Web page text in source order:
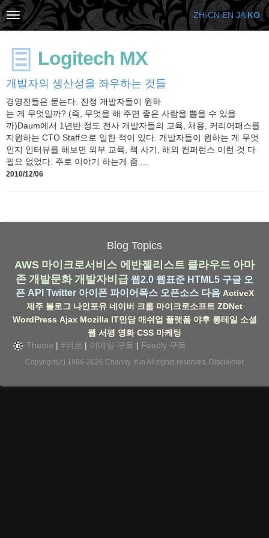
Logitech MX
개발자의 생산성을 좌우하는 것들
경영진들은 묻는다. 진정 개발자들이 원하
는 게 무엇일까? (즉, 무엇을 해 주면 좋은 사람을 뽑을 수 있을
까)Daum에서 1년반 정도 전사 개발자들의 교육, 채용, 커리어패스를
지원하는 CTO Staff으로 일한 적이 있다. 개발자들이 원하는 게 무엇
인지 인터뷰를 해보면 외부 교육, 책 사기, 해외 컨퍼런스 이런 것 다
필요 없었다. 주로 이야기 하는게 좀 ...
2010/12/06
Blog Topics
AWS 마이크로서비스 에반젤리스트 클라우드 아마
존 개발문화 개발자비급 웹2.0 웹표준 HTML5 구글 오
픈 API Twitter 아이폰 파이어폭스 오픈소스 다음 ActiveX
제주 블로그 나인포유 네이버 크롬 마이크로소프트 ZDNet
WordPress Ajax Mozilla IT만담 매쉬업 플랫폼 야후 롱테일 소셜
웹 서평 영화 CSS 마케팅
Theme | #위로 | 이메일 구독 | Feedly 구독
Copyright(c) 1996-2026 Channy Yun All rights reserved. Disclaimer
ZH-CN EN JA KO